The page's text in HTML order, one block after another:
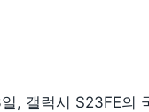
, 갤럭시 S23FE의